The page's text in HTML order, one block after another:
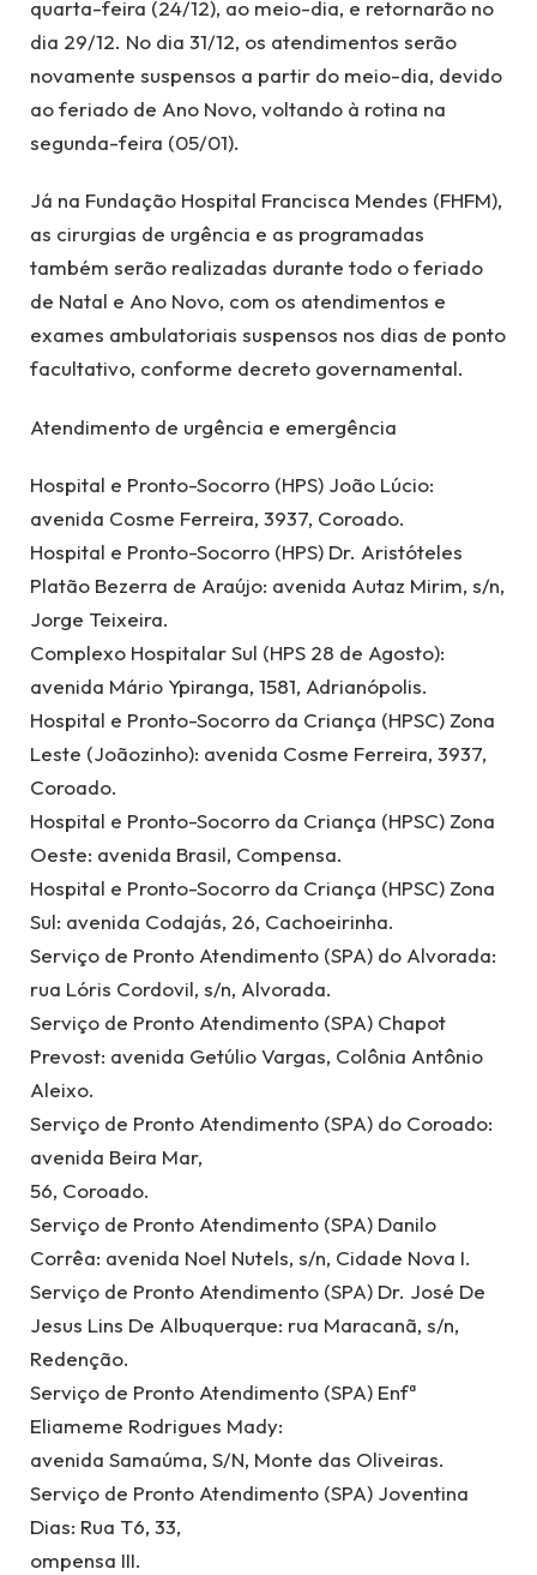
quarta-feira (24/12), ao meio-dia, e retornarão no
dia 29/12. No dia 31/12, os atendimentos serão
novamente suspensos a partir do meio-dia, devido
ao feriado de Ano Novo, voltando à rotina na
segunda-feira (05/01).
Já na Fundação Hospital Francisca Mendes (FHFM),
as cirurgias de urgência e as programadas
também serão realizadas durante todo o feriado
de Natal e Ano Novo, com os atendimentos e
exames ambulatoriais suspensos nos dias de ponto
facultativo, conforme decreto governamental.
Atendimento de urgência e emergência
Hospital e Pronto-Socorro (HPS) João Lúcio:
avenida Cosme Ferreira, 3937, Coroado.
Hospital e Pronto-Socorro (HPS) Dr. Aristóteles
Platão Bezerra de Araújo: avenida Autaz Mirim, s/n,
Jorge Teixeira.
Complexo Hospitalar Sul (HPS 28 de Agosto):
avenida Mário Ypiranga, 1581, Adrianópolis.
Hospital e Pronto-Socorro da Criança (HPSC) Zona
Leste (Joãozinho): avenida Cosme Ferreira, 3937,
Coroado.
Hospital e Pronto-Socorro da Criança (HPSC) Zona
Oeste: avenida Brasil, Compensa.
Hospital e Pronto-Socorro da Criança (HPSC) Zona
Sul: avenida Codajás, 26, Cachoeirinha.
Serviço de Pronto Atendimento (SPA) do Alvorada:
rua Lóris Cordovil, s/n, Alvorada.
Serviço de Pronto Atendimento (SPA) Chapot
Prevost: avenida Getúlio Vargas, Colônia Antônio
Aleixo.
Serviço de Pronto Atendimento (SPA) do Coroado:
avenida Beira Mar,
56, Coroado.
Serviço de Pronto Atendimento (SPA) Danilo
Corrêa: avenida Noel Nutels, s/n, Cidade Nova I.
Serviço de Pronto Atendimento (SPA) Dr. José De
Jesus Lins De Albuquerque: rua Maracanã, s/n,
Redenção.
Serviço de Pronto Atendimento (SPA) Enfª
Eliameme Rodrigues Mady:
avenida Samaúma, S/N, Monte das Oliveiras.
Serviço de Pronto Atendimento (SPA) Joventina
Dias: Rua T6, 33,
ompensa III.